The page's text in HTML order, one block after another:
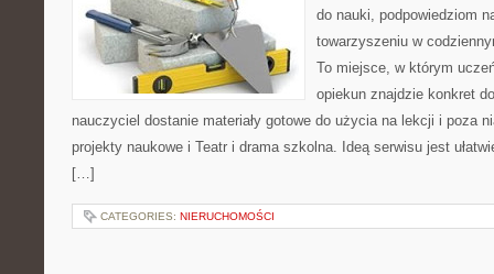
do nauki, podpowiedziom
towarzyszeniu w
To miejsce, w którym
opiekun znajdzie konkret
nauczyciel dostanie materiały gotowe do użycia na lekcji i poza
projekty naukowe i Teatr i drama szkolna. Ideą serwisu jest
[…]
CATEGORIES: NIERUCHOMOŚCI